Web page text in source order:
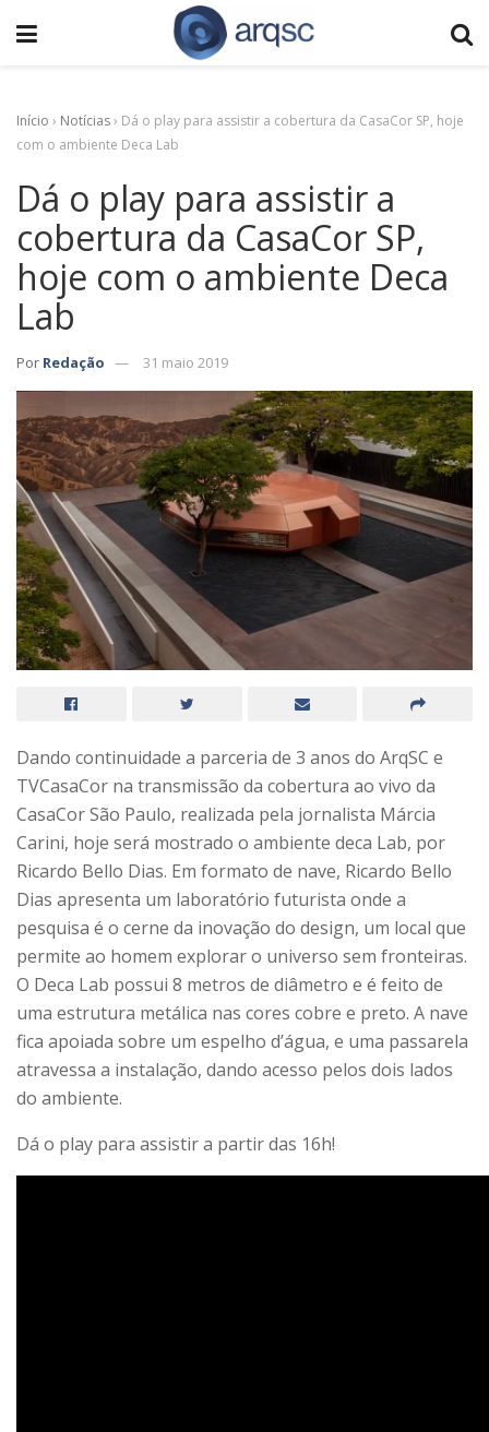
Início › Notícias› Dá o play para assistir a cobertura da CasaCor SP, hoje
com o ambiente Deca Lab
Dá o play para assistir a
cobertura da CasaCor SP,
hoje com o ambiente Deca
Lab
Por Redação 31 maio 2019
Dando continuidade a parceria de 3 anos do ArqSC e
TVCasaCor na transmissão da cobertura ao vivo da
CasaCor São Paulo, realizada pela jornalista Márcia
Carini, hoje será mostrado o ambiente deca Lab, por
Ricardo Bello Dias. Em formato de nave, Ricardo Bello
Dias apresenta um laboratório futurista onde a
pesquisa é o cerne da inovação do design, um local que
permite ao homem explorar o universo sem fronteiras.
O Deca Lab possui 8 metros de diâmetro e é feito de
uma estrutura metálica nas cores cobre e preto. A nave
fica apoiada sobre um espelho d’água, e uma passarela
atravessa a instalação, dando acesso pelos dois lados
do ambiente.
Dá o play para assistir a partir das 16h!